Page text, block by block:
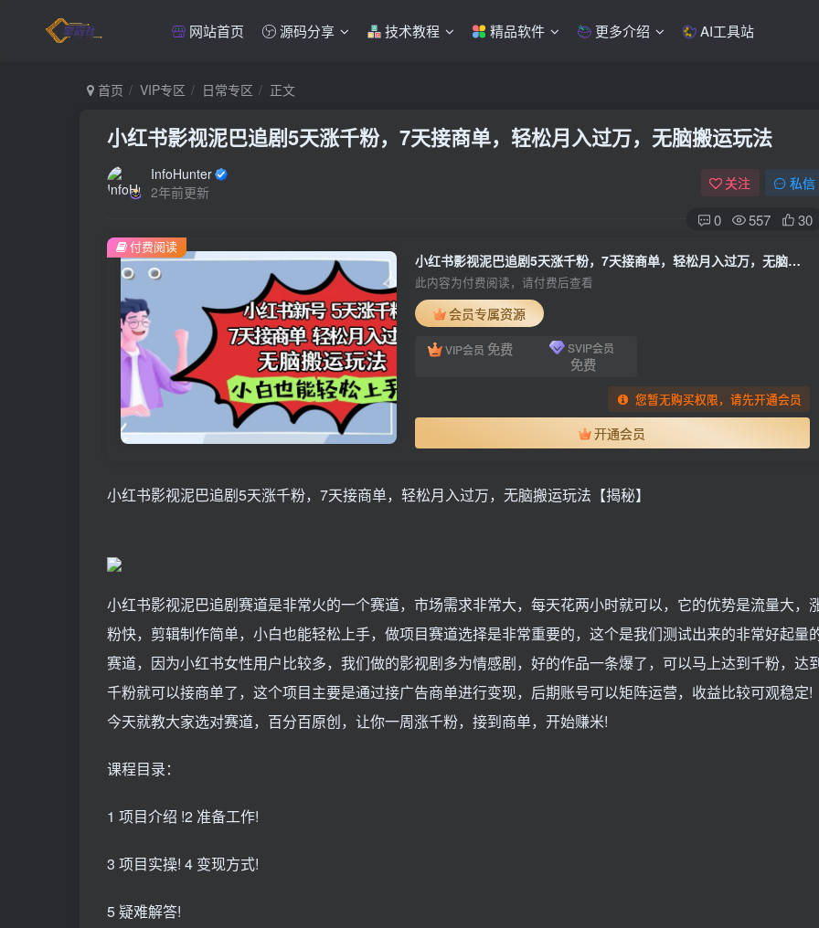
网站首页 源码分享 技术教程 精品软件 更多介绍 AI工具站
首页 VIP专区 日常专区 正文
小红书影视泥巴追剧5天涨千粉，7天接商单，轻松月入过万，无脑搬运玩法
InfoHunter
2年前更新
关注 私信
0 557 30
小红书影视泥巴追剧5天涨千粉，7天接商单，轻松月入过万，无脑搬运玩法
此内容为付费阅读，请付费后查看
会员专属资源
VIP会员 免费 SVIP会员
免费
您暂无购买权限，请先开通会员
开通会员
付费阅读
小红书影视泥巴追剧5天涨千粉，7天接商单，轻松月入过万，无脑搬运玩法【揭秘】
小红书影视泥巴追剧赛道是非常火的一个赛道，市场需求非常大，每天花两小时就可以，它的优势是流量大，
粉快，剪辑制作简单，小白也能轻松上手，做项目赛道选择是非常重要的，这个是我们测试出来的非常好起量
赛道，因为小红书女性用户比较多，我们做的影视剧多为情感剧，好的作品一条爆了，可以马上达到千粉，达
千粉就可以接商单了，这个项目主要是通过接广告商单进行变现，后期账号可以矩阵运营，收益比较可观稳定!
今天就教大家选对赛道，百分百原创，让你一周涨千粉，接到商单，开始赚米!
课程目录：
1 项目介绍 !2 准备工作!
3 项目实操! 4 变现方式!
5 疑难解答!